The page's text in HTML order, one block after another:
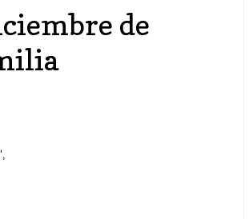
de